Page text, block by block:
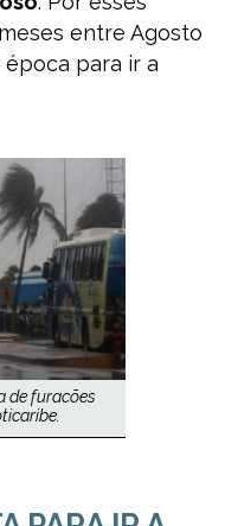
entre Agosto
para ir a
de furacões